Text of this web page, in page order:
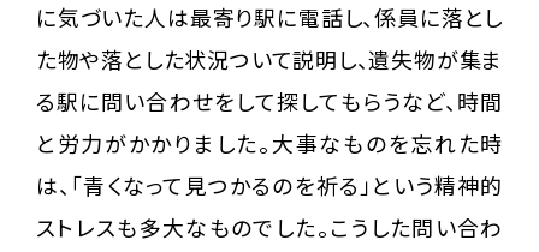
に気づいた人は最寄り駅に電話し、係員に落とし
た物や落とした状況ついて説明し、遺失物が集ま
る駅に問い合わせをして探してもらうなど、時間
と労力がかかりました。大事なものを忘れた時
は、「青くなって見つかるのを祈る」という精神的
ストレスも多大なものでした。こうした問い合わ